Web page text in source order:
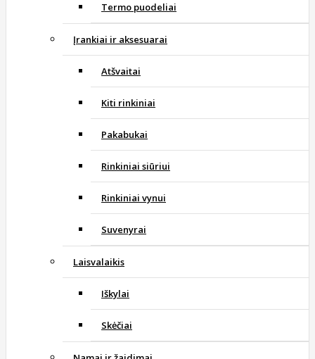
Termo puodeliai
Įrankiai ir aksesuarai
Atšvaitai
Kiti rinkiniai
Pakabukai
Rinkiniai siūriui
Rinkiniai vynui
Suvenyrai
Laisvalaikis
Iškylai
Skėčiai